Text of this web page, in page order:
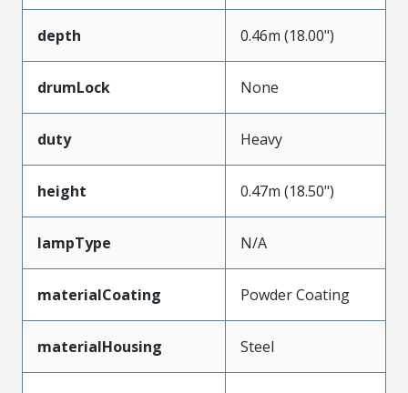
depth 0.46m (18.00")
drumLock None
duty Heavy
height 0.47m (18.50")
lampType N/A
materialCoating Powder Coating
materialHousing Steel